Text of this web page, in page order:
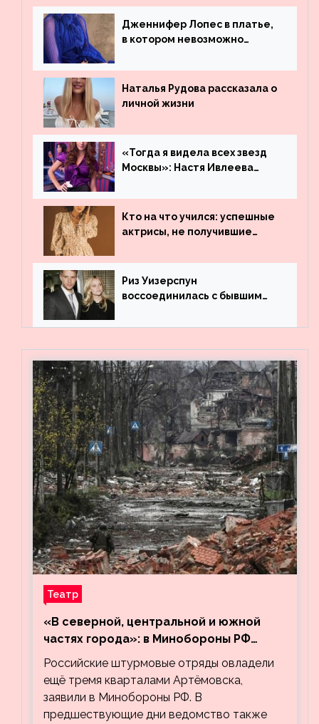
Дженнифер Лопес в платье,
в котором невозможно
Наталья Рудова рассказала о
личной жизни
«Тогда я видела всех звезд
Москвы»: Настя Ивлеева
популярности и выложила
архивные фото
Кто на что учился: успешные
актрисы, не получившие
Риз Уизерспун
воссоединилась с бывшим
Театр
«В северной, центральной и южной
частях города»: в Минобороны РФ
заявили об освобождении ещё трёх
кварталов Артёмовска
Российские штурмовые отряды овладели
ещё тремя кварталами Артёмовска,
заявили в Минобороны РФ. В
предшествующие дни ведомство также